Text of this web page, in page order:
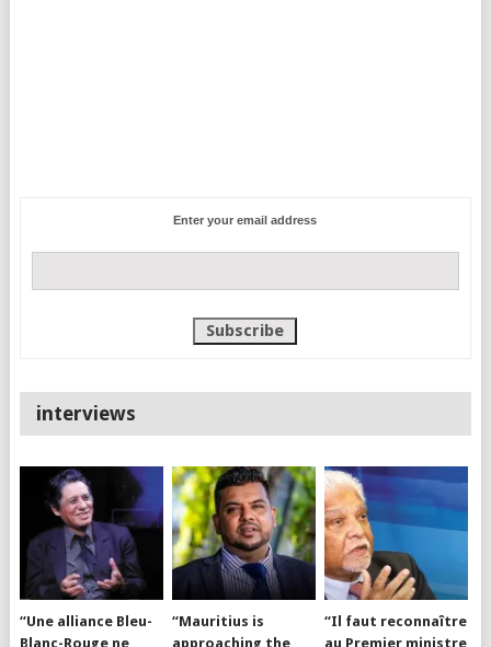
Enter your email address
interviews
“Une alliance Bleu-
Blanc-Rouge ne
“Mauritius is
approaching the
“Il faut reconnaître
au Premier ministre